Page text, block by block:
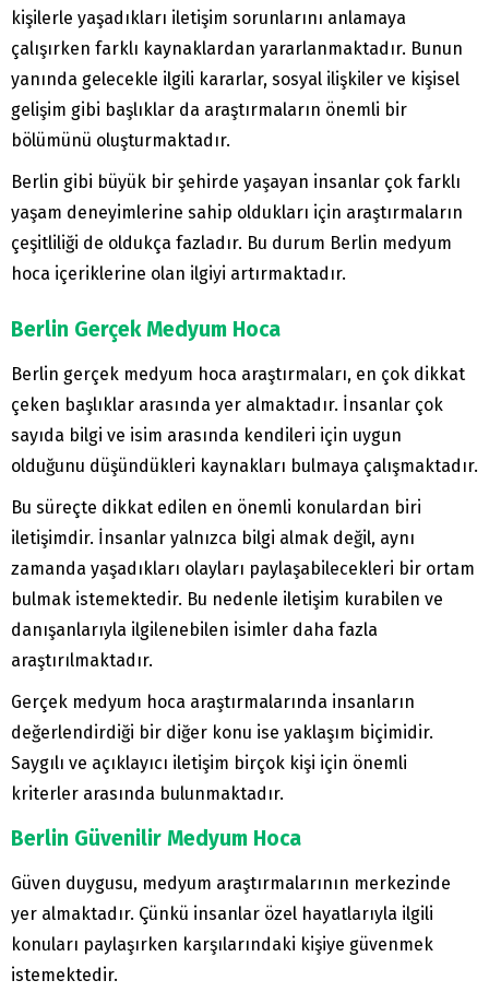
kişilerle yaşadıkları iletişim sorunlarını anlamaya
çalışırken farklı kaynaklardan yararlanmaktadır. Bunun
yanında gelecekle ilgili kararlar, sosyal ilişkiler ve kişisel
gelişim gibi başlıklar da araştırmaların önemli bir
bölümünü oluşturmaktadır.
Berlin gibi büyük bir şehirde yaşayan insanlar çok farklı
yaşam deneyimlerine sahip oldukları için araştırmaların
çeşitliliği de oldukça fazladır. Bu durum Berlin medyum
hoca içeriklerine olan ilgiyi artırmaktadır.
Berlin Gerçek Medyum Hoca
Berlin gerçek medyum hoca araştırmaları, en çok dikkat
çeken başlıklar arasında yer almaktadır. İnsanlar çok
sayıda bilgi ve isim arasında kendileri için uygun
olduğunu düşündükleri kaynakları bulmaya çalışmaktadır.
Bu süreçte dikkat edilen en önemli konulardan biri
iletişimdir. İnsanlar yalnızca bilgi almak değil, aynı
zamanda yaşadıkları olayları paylaşabilecekleri bir ortam
bulmak istemektedir. Bu nedenle iletişim kurabilen ve
danışanlarıyla ilgilenebilen isimler daha fazla
araştırılmaktadır.
Gerçek medyum hoca araştırmalarında insanların
değerlendirdiği bir diğer konu ise yaklaşım biçimidir.
Saygılı ve açıklayıcı iletişim birçok kişi için önemli
kriterler arasında bulunmaktadır.
Berlin Güvenilir Medyum Hoca
Güven duygusu, medyum araştırmalarının merkezinde
yer almaktadır. Çünkü insanlar özel hayatlarıyla ilgili
konuları paylaşırken karşılarındaki kişiye güvenmek
istemektedir.